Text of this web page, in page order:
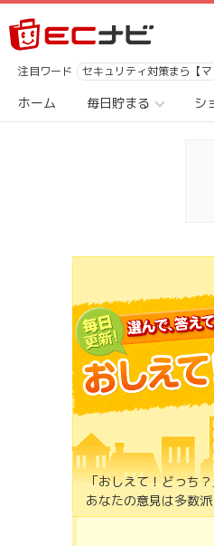
注目ワード セキュリティ対策まら【マ
ホーム 毎日貯まる シ
「おしえて！どっち
あなたの意見は多数